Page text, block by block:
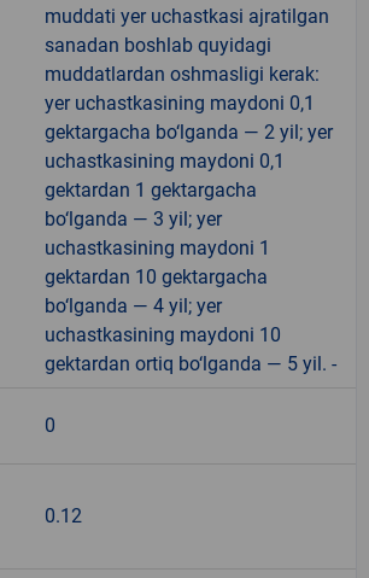
muddati yer uchastkasi ajratilgan
sanadan boshlab quyidagi
muddatlardan oshmasligi kerak:
yer uchastkasining maydoni 0,1
gektargacha bo‘lganda — 2 yil; yer
uchastkasining maydoni 0,1
gektardan 1 gektargacha
bo‘lganda — 3 yil; yer
uchastkasining maydoni 1
gektardan 10 gektargacha
bo‘lganda — 4 yil; yer
uchastkasining maydoni 10
gektardan ortiq bo‘lganda — 5 yil. -
0
0.12